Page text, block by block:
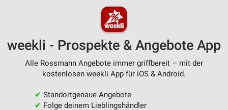
weekli - Prospekte & Angebote App
Alle Rossmann Angebote immer griffbereit – mit der
kostenlosen weekli App für iOS & Android.
✔ Standortgenaue Angebote
✔ Folge deinem Lieblingshändler
Entwicklung und Verbesserung der Angebote
Verwendung reduzierter Daten zur Auswahl von
IAB-Besonderheiten:
Verwendung genauer Standortdaten
Informationen identifizieren